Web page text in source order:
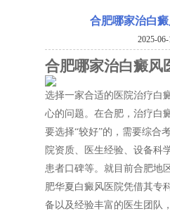
合肥哪家治白
2025-06-
合肥哪家治白癜风
选择一家合适的医院治疗白
心的问题。在合肥，治疗白
要选择“较好”的，需要综合
院资质、医生经验、设备科
患者口碑等。就目前合肥地
肥华夏白癜风医院凭借其专
备以及经验丰富的医生团队